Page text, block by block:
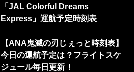
「JAL Colorful Dreams
Express」運航予定時刻表
【ANA鬼滅の刃じぇっと時刻表】
今日の運航予定は？フライトスケ
ジュール毎日更新！